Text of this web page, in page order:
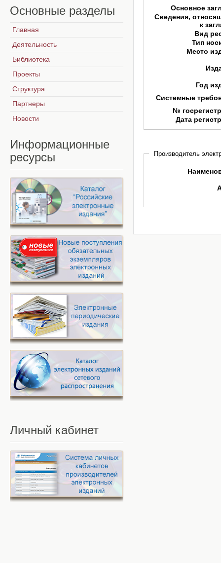
Основное
Сведения,
к
Вид
Тип
Место
Год
Системные
№
Дата
Производитель
Основные разделы
Главная
Деятельность
Библиотека
Проекты
Структура
Партнеры
Новости
Информационные
ресурсы
Личный кабинет